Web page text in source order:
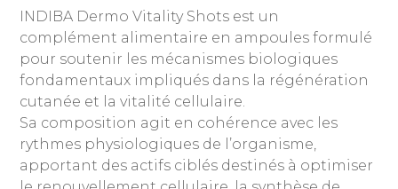
INDIBA Dermo Vitality Shots est un
complément alimentaire en ampoules formulé
pour soutenir les mécanismes biologiques
fondamentaux impliqués dans la régénération
cutanée et la vitalité cellulaire.
Sa composition agit en cohérence avec les
rythmes physiologiques de l’organisme,
apportant des actifs ciblés destinés à optimiser